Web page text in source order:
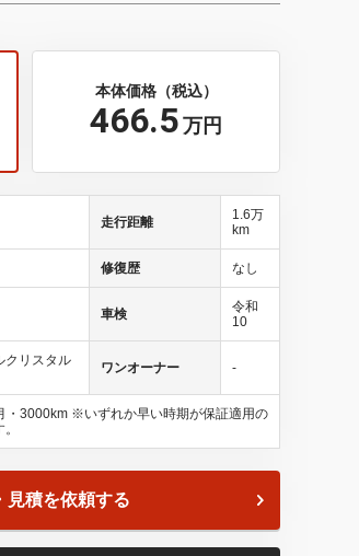
台！！全国の系列店からメーカー・車種問
が見つかるはずです♪まずはお問い合わせ
本体価格（税込）
466.5 万円
走行距離
1.6万
km
修復歴 なし
車検
令和
10
クリスタル
ワンオーナー -
・3000km ※いずれか早い時期が保証適用の
見積を依頼する